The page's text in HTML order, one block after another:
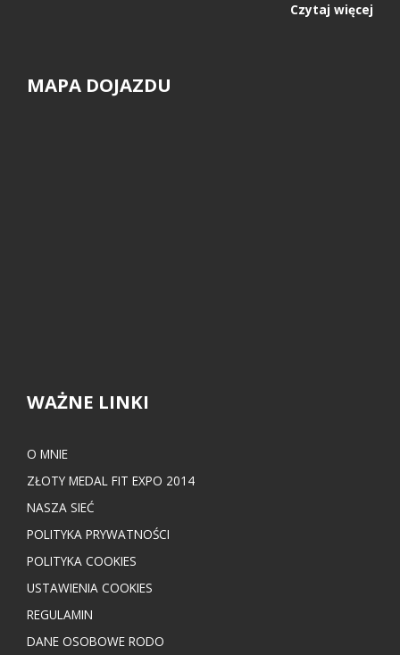
Czytaj więcej
MAPA DOJAZDU
WAŻNE LINKI
O MNIE
ZŁOTY MEDAL FIT EXPO 2014
NASZA SIEĆ
POLITYKA PRYWATNOŚCI
POLITYKA COOKIES
USTAWIENIA COOKIES
REGULAMIN
DANE OSOBOWE RODO